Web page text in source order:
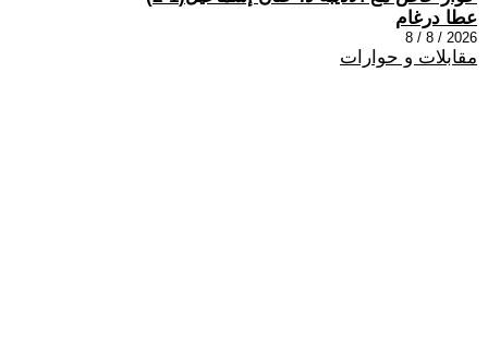
عطا درغام
2026 / 8 / 8
مقابلات و حوارات